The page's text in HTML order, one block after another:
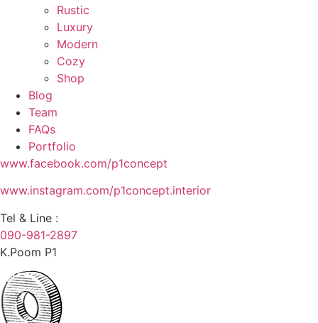
Rustic
Luxury
Modern
Cozy
Shop
Blog
Team
FAQs
Portfolio
www.facebook.com/p1concept
www.instagram.com/p1concept.interior
Tel & Line :
090-981-2897
K.Poom P1